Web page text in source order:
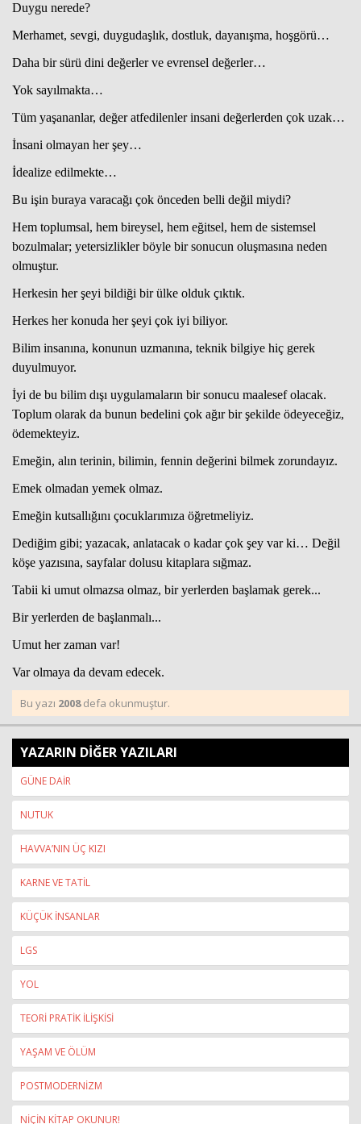
Duygu nerede?
Merhamet, sevgi, duygudaşlık, dostluk, dayanışma, hoşgörü…
Daha bir sürü dini değerler ve evrensel değerler…
Yok sayılmakta…
Tüm yaşananlar, değer atfedilenler insani değerlerden çok uzak…
İnsani olmayan her şey…
İdealize edilmekte…
Bu işin buraya varacağı çok önceden belli değil miydi?
Hem toplumsal, hem bireysel, hem eğitsel, hem de sistemsel
bozulmalar; yetersizlikler böyle bir sonucun oluşmasına neden
olmuştur.
Herkesin her şeyi bildiği bir ülke olduk çıktık.
Herkes her konuda her şeyi çok iyi biliyor.
Bilim insanına, konunun uzmanına, teknik bilgiye hiç gerek
duyulmuyor.
İyi de bu bilim dışı uygulamaların bir sonucu maalesef olacak.
Toplum olarak da bunun bedelini çok ağır bir şekilde ödeyeceğiz,
ödemekteyiz.
Emeğin, alın terinin, bilimin, fennin değerini bilmek zorundayız.
Emek olmadan yemek olmaz.
Emeğin kutsallığını çocuklarımıza öğretmeliyiz.
Dediğim gibi; yazacak, anlatacak o kadar çok şey var ki… Değil
köşe yazısına, sayfalar dolusu kitaplara sığmaz.
Tabii ki umut olmazsa olmaz, bir yerlerden başlamak gerek...
Bir yerlerden de başlanmalı...
Umut her zaman var!
Var olmaya da devam edecek.
Bu yazı 2008defa okunmuştur.
YAZARIN DİĞER YAZILARI
GÜNE DAİR
NUTUK
HAVVA’NIN ÜÇ KIZI
KARNE VE TATİL
KÜÇÜK İNSANLAR
LGS
YOL
TEORİ PRATİK İLİŞKİSİ
YAŞAM VE ÖLÜM
POSTMODERNİZM
NİÇİN KİTAP OKUNUR!